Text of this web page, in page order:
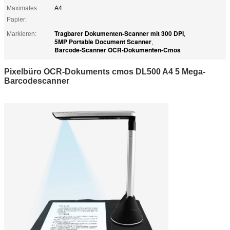
Maximales
Papier:
A4
Markieren: Tragbarer Dokumenten-Scanner mit 300 DPI,
5MP Portable Document Scanner,
Barcode-Scanner OCR-Dokumenten-Cmos
Pixelbüro OCR-Dokuments cmos DL500 A4 5 Mega-
Barcodescanner